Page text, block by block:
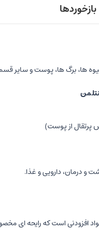
بازخوردها
ها، برگ ها، پوست و
پرتقال از پوست)
و درمان، دارویی و غذا.
افزودنی است که رایحه ای